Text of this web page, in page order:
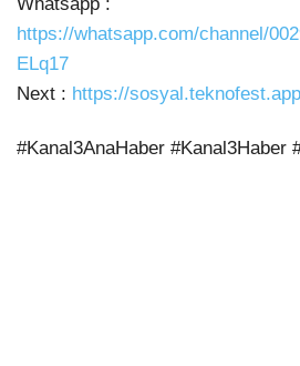
https://whatsapp.com/channel/
ELq17
Next : https://
#Kanal3AnaHaber #Kanal3Haber